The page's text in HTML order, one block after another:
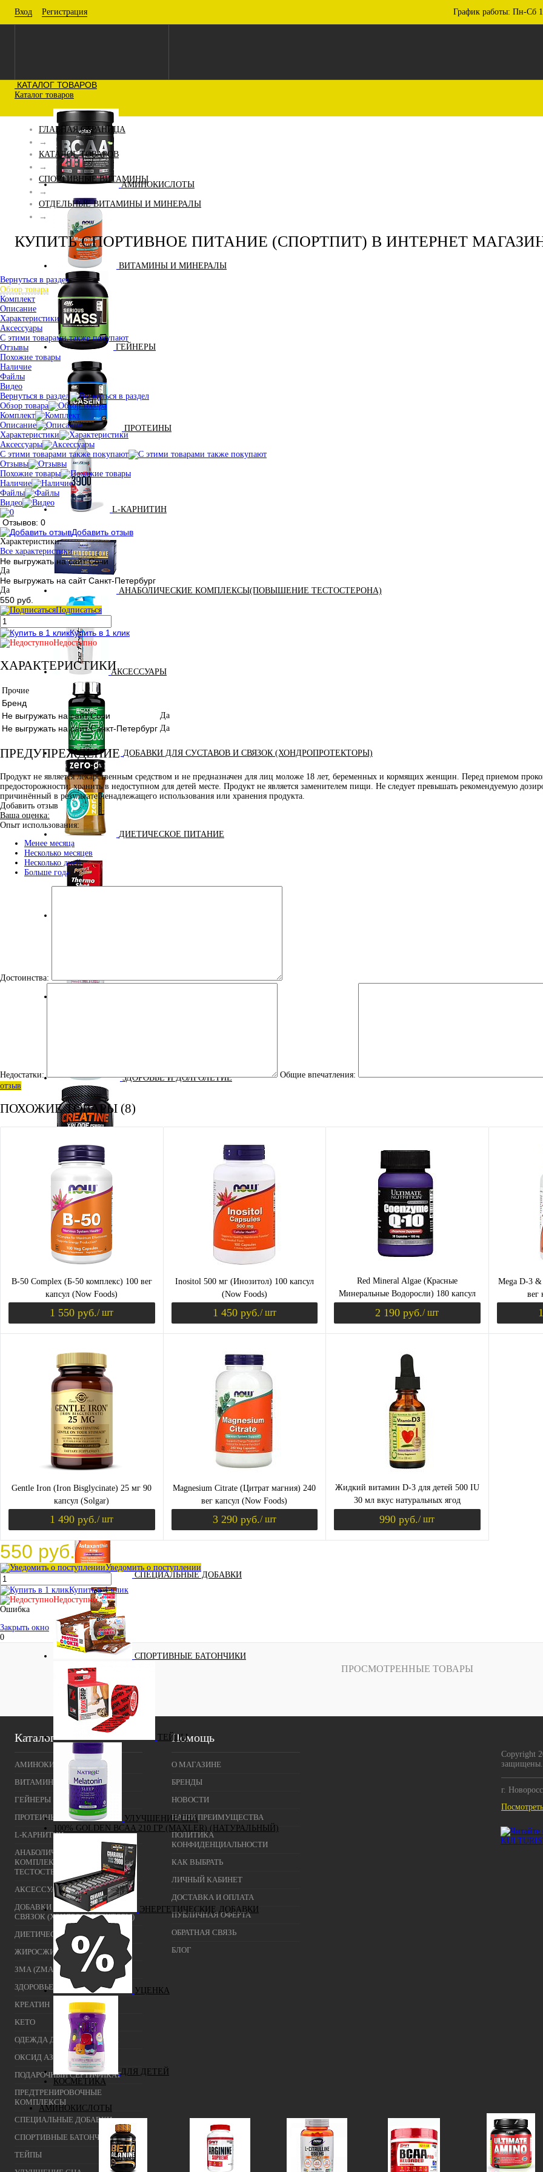
Вход Регистрация График работы: Пн-Сб
КАТАЛОГ ТОВАРОВ
Каталог товаров
АМИНОКИСЛОТЫ
ВИТАМИНЫ И МИНЕРАЛЫ
ГЕЙНЕРЫ
ПРОТЕИНЫ
L-КАРНИТИН
АНАБОЛИЧЕСКИЕ КОМПЛЕКСЫ(ПОВЫШЕНИЕ ТЕСТОСТЕРОНА)
АКСЕССУАРЫ
ДОБАВКИ ДЛЯ СУСТАВОВ И СВЯЗОК (ХОНДРОПРОТЕКТОРЫ)
ДИЕТИЧЕСКОЕ ПИТАНИЕ
ЗДОРОВЬЕ И ДОЛГОЛЕТИЕ
KETO
ОДЕЖДА ДЛЯ ТРЕНИРОВОК
ОКСИД АЗОТА (NO, AAKG)
ПОДАРОЧНЫЙ СЕРТИФИКАТ
ПРЕДТРЕНИРОВОЧНЫЕ КОМПЛЕКСЫ
СПЕЦИАЛЬНЫЕ ДОБАВКИ
СПОРТИВНЫЕ БАТОНЧИКИ
ТЕЙПЫ
УЛУЧШЕНИЕ СНА
100% GOLDEN BCAA 210 ГР (MAXLER) (НАТУРАЛЬНЫЙ)
ЭНЕРГЕТИЧЕСКИЕ ДОБАВКИ
УЦЕНКА
ДЛЯ ДЕТЕЙ
КОСМЕТИКА
АМИНОКИСЛОТЫ
ГЛАВНАЯ СТРАНИЦА
→
КАТАЛОГ ТОВАРОВ
→
СПОРТИВНЫЕ ВИТАМИНЫ
→
ОТДЕЛЬНЫЕ ВИТАМИНЫ И МИНЕРАЛЫ
→
КУПИТЬ СПОРТИВНОЕ ПИТАНИЕ (СПОРТПИТ) В ИНТЕРНЕТ
Вернуться в раздел
Обзор товара
Комплект
Описание
Характеристики
Аксессуары
С этими товарами также покупают
Отзывы
Похожие товары
Наличие
Файлы
Видео
Вернуться в раздел
Обзор товара
Комплект
Описание
Характеристики
Аксессуары
С этими товарами также покупают
Отзывы
Похожие товары
Наличие
Файлы
Видео
Отзывов: 0
Добавить отзыв
Характеристики:
Все характеристики
Не выгружать на сайт Сочи
Да
Не выгружать на сайт Санкт-Петербург
Да
550 руб.
Подписаться
Купить в 1 клик
Недоступно
ХАРАКТЕРИСТИКИ
Прочие
Бренд
Не выгружать на сайт Сочи
Да
Не выгружать на сайт Санкт-Петербург Да
ПРЕДУПРЕЖДЕНИЕ
Продукт не является лекарственным средством и не предназначен для лиц моложе 18 лет, беременных и кормящих женщин. Перед приемом
предосторожности: хранить в недоступном для детей месте. Продукт не является заменителем пищи. Не следует превышать рекомендуемую
причинённый в результате ненадлежащего использования или хранения продукта.
Добавить отзыв
Ваша оценка:
Опыт использования:
Менее месяца
Несколько месяцев
Несколько дней
Больше года
Достоинства:
Недостатки: Общие впечатления:
отзыв
ПОХОЖИЕ ТОВАРЫ (8)
B-50 Complex (Б-50 комплекс) 100 вег
капсул (Now Foods)
1 550 руб./ шт
В корзину
Купить в 1 клик
Сравнение
В избранное
наличии
Inositol 500 мг (Инозитол) 100 капсул
(Now Foods)
1 450 руб./ шт
В корзину
Купить в 1 клик
Сравнение
В избранное
наличии
Red Mineral Algae (Красные
Минеральные Водоросли) 180 капсул
2 190 руб./ шт
Купить в 1 клик
Сравнение
наличии
Mega D-3
вег
Gentle Iron (Iron Bisglycinate) 25 мг 90
капсул (Solgar)
1 490 руб./ шт
В корзину
Купить в 1 клик
Сравнение
В избранное
наличии
Magnesium Citrate (Цитрат магния) 240
вег капсул (Now Foods)
3 290 руб./ шт
Жидкий витамин D-3 для детей 500 IU
30 мл вкус натуральных ягод
990 руб./ шт
550 руб.
Уведомить о поступлении
Купить в 1 клик
Недоступно
Ошибка
Закрыть окно
0
ПРОСМОТРЕННЫЕ ТОВАРЫ
Каталог
АМИНОКИСЛОТЫ
ВИТАМИНЫ И МИНЕРАЛЫ
ГЕЙНЕРЫ
ПРОТЕИНЫ
L-КАРНИТИН
АНАБОЛИЧЕСКИЕ
КОМПЛЕКСЫ(ПОВЫШЕНИЕ
ТЕСТОСТЕРОНА)
АКСЕССУАРЫ
ДОБАВКИ ДЛЯ СУСТАВОВ И
СВЯЗОК (ХОНДРОПРОТЕКТОРЫ)
ДИЕТИЧЕСКОЕ ПИТАНИЕ
ЖИРОСЖИГАТЕЛИ
ЗМА (ZMA)
ЗДОРОВЬЕ И ДОЛГОЛЕТИЕ
КРЕАТИН
KETO
ОДЕЖДА ДЛЯ ТРЕНИРОВОК
ОКСИД АЗОТА (NO, AAKG)
ПОДАРОЧНЫЙ СЕРТИФИКАТ
ПРЕДТРЕНИРОВОЧНЫЕ
КОМПЛЕКСЫ
СПЕЦИАЛЬНЫЕ ДОБАВКИ
СПОРТИВНЫЕ БАТОНЧИКИ
ТЕЙПЫ
Помощь
О МАГАЗИНЕ
БРЕНДЫ
НОВОСТИ
НАШИ ПРЕИМУЩЕСТВА
ПОЛИТИКА
КОНФИДЕНЦИАЛЬНОСТИ
КАК ВЫБРАТЬ
ЛИЧНЫЙ КАБИНЕТ
ДОСТАВКА И ОПЛАТА
ПУБЛИЧНАЯ ОФЕРТА
ОБРАТНАЯ СВЯЗЬ
БЛОГ
Copyright
защищены.
г.